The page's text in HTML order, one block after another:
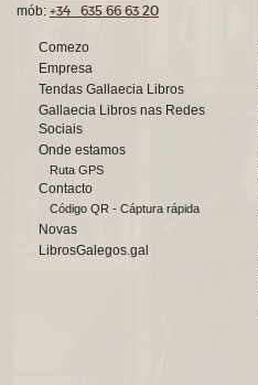
mób: +34 635 66 63 20
Comezo
Empresa
Tendas Gallaecia Libros
Gallaecia Libros nas Redes
Sociais
Onde estamos
Ruta GPS
Contacto
Código QR - Cáptura rápida
Novas
LibrosGalegos.gal